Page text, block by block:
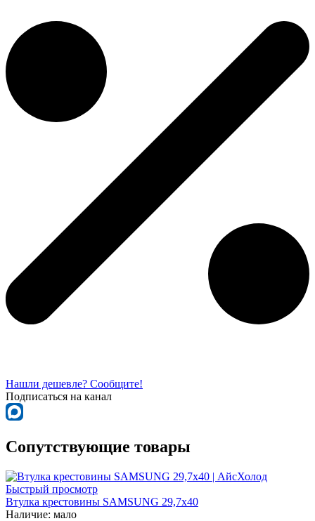
Нашли дешевле? Сообщите!
Подписаться на канал
Сопутствующие товары
Быстрый просмотр
Втулка крестовины SAMSUNG 29,7х40
Наличие: мало